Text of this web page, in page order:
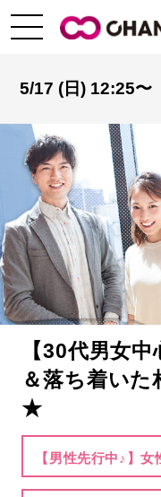
5/17 (日) 12:25〜
【30代男女
＆落ち着い
★
【男性先行中♪】